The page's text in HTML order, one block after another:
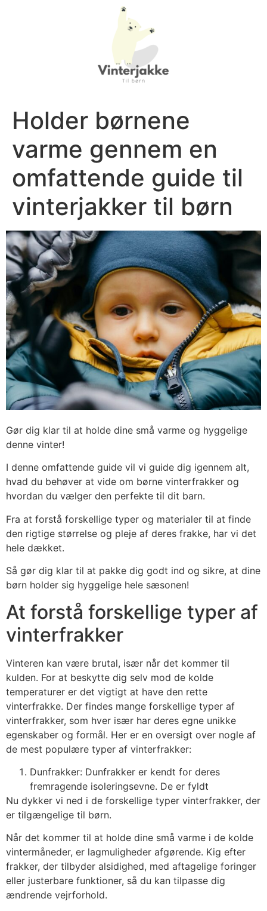
Holder børnene
varme gennem en
omfattende guide til
vinterjakker til børn
Gør dig klar til at holde dine små varme og hyggelige
denne vinter!
I denne omfattende guide vil vi guide dig igennem alt,
hvad du behøver at vide om børne vinterfrakker og
hvordan du vælger den perfekte til dit barn.
Fra at forstå forskellige typer og materialer til at finde
den rigtige størrelse og pleje af deres frakke, har vi det
hele dækket.
Så gør dig klar til at pakke dig godt ind og sikre, at dine
børn holder sig hyggelige hele sæsonen!
At forstå forskellige typer af
vinterfrakker
Vinteren kan være brutal, især når det kommer til
kulden. For at beskytte dig selv mod de kolde
temperaturer er det vigtigt at have den rette
vinterfrakke. Der findes mange forskellige typer af
vinterfrakker, som hver især har deres egne unikke
egenskaber og formål. Her er en oversigt over nogle af
de mest populære typer af vinterfrakker:
Dunfrakker: Dunfrakker er kendt for deres
fremragende isoleringsevne. De er fyldt
Nu dykker vi ned i de forskellige typer vinterfrakker, der
er tilgængelige til børn.
Når det kommer til at holde dine små varme i de kolde
vintermåneder, er lagmuligheder afgørende. Kig efter
frakker, der tilbyder alsidighed, med aftagelige foringer
eller justerbare funktioner, så du kan tilpasse dig
ændrende vejrforhold.